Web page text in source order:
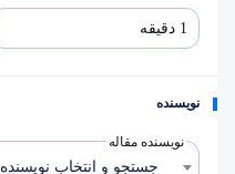
نویسنده
نویسنده مقاله
جستجو و انتخاب نویسنده